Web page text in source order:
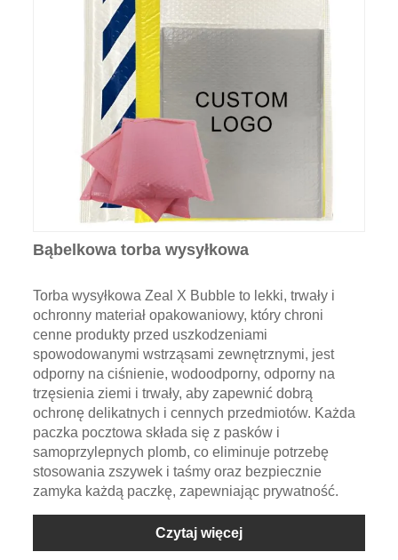
Bąbelkowa torba wysyłkowa
Torba wysyłkowa Zeal X Bubble to lekki, trwały i
ochronny materiał opakowaniowy, który chroni
cenne produkty przed uszkodzeniami
spowodowanymi wstrząsami zewnętrznymi, jest
odporny na ciśnienie, wodoodporny, odporny na
trzęsienia ziemi i trwały, aby zapewnić dobrą
ochronę delikatnych i cennych przedmiotów. Każda
paczka pocztowa składa się z pasków i
samoprzylepnych plomb, co eliminuje potrzebę
stosowania zszywek i taśmy oraz bezpiecznie
zamyka każdą paczkę, zapewniając prywatność.
Czytaj więcej